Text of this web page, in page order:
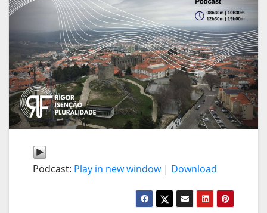
Podcast: Play in new window| Download